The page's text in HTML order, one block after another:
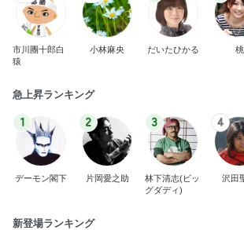
市川團十郎白
猿
小林麻央 だいたひかる 桃
急上昇ランキング
1
デーモン閣下
2
片岡愛之助
3
林下清志(ビッ
グダディ)
4
沢田
新登場ランキング